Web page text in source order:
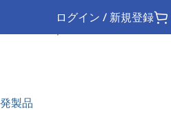
ログイン / 新規登録
製品